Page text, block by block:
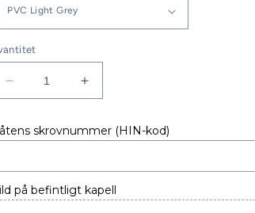
Minska
kvantitet
PULPETÖVERDRAG
42
SC
12-
Öka
kvantitet
PULPETÖVERDRAG
42
SC
12-
skrovnummer (HIN-kod)
på befintligt kapell